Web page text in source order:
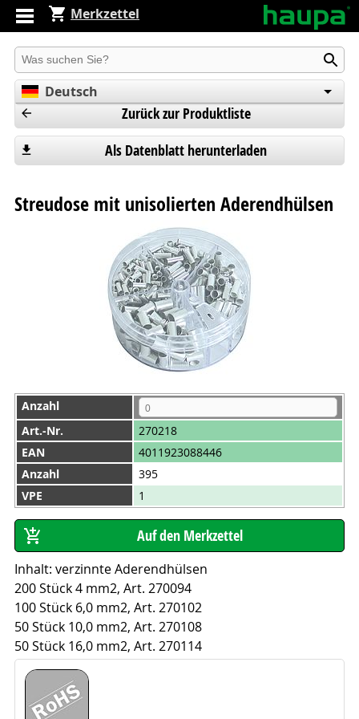
Merkzettel
Produkt suchen
Deutsch
Español
Zurück zur Produktliste
Als Datenblatt herunterladen
Streudose mit unisolierten Aderendhülsen
Anzahl
Art.-Nr.
270218
EAN
4011923088446
Anzahl
395
VPE
1
Inhalt: verzinnte Aderendhülsen
200 Stück 4 mm2, Art. 270094
100 Stück 6,0 mm2, Art. 270102
50 Stück 10,0 mm2, Art. 270108
50 Stück 16,0 mm2, Art. 270114